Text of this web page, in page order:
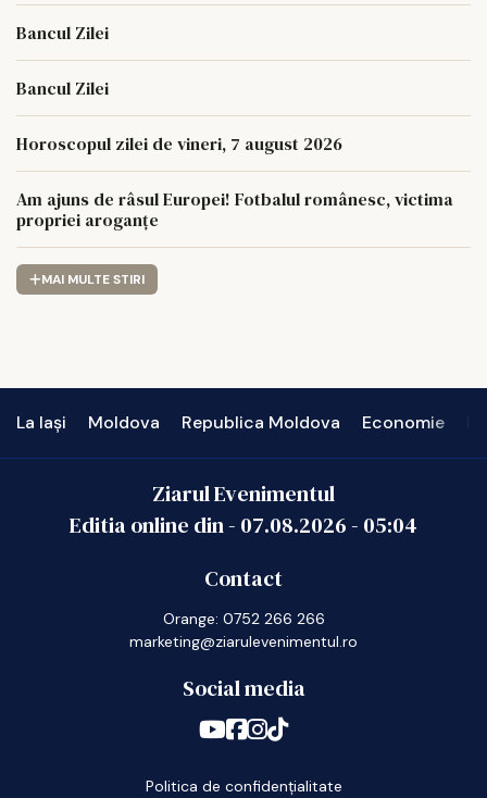
Bancul Zilei
Bancul Zilei
Horoscopul zilei de vineri, 7 august 2026
Am ajuns de râsul Europei! Fotbalul românesc, victima
propriei aroganțe
MAI MULTE STIRI
La Iași Moldova Republica Moldova Economie
Ziarul Evenimentul
Editia online din - 07.08.2026- 05:04
Contact
Orange: 0752 266 266
marketing@ziarulevenimentul.ro
Social media
Politica de confidențialitate